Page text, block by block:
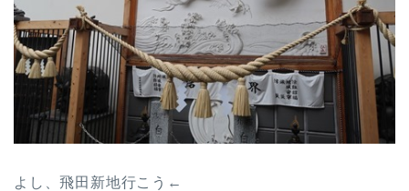
よし、飛田新地行こう←